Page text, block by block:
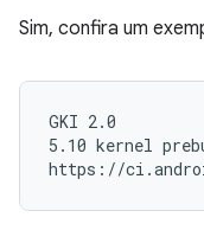
Sim, confira um
GKI 2.0
5.10 kernel